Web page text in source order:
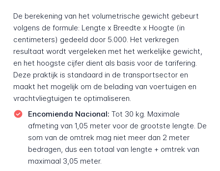
De berekening van het volumetrische gewicht gebeurt
volgens de formule: Lengte x Breedte x Hoogte (in
centimeters) gedeeld door 5.000. Het verkregen
resultaat wordt vergeleken met het werkelijke gewicht,
en het hoogste cijfer dient als basis voor de tarifering.
Deze praktijk is standaard in de transportsector en
maakt het mogelijk om de belading van voertuigen en
vrachtvliegtuigen te optimaliseren.
Encomienda Nacional: Tot 30 kg. Maximale
afmeting van 1,05 meter voor de grootste lengte. De
som van de omtrek mag niet meer dan 2 meter
bedragen, dus een totaal van lengte + omtrek van
maximaal 3,05 meter.